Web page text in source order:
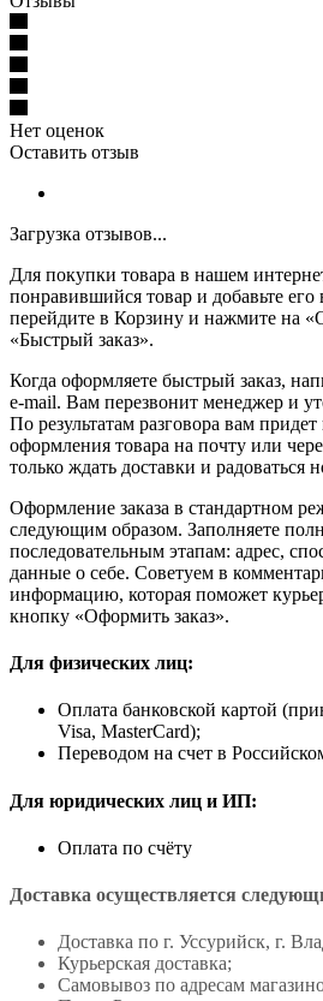
Нет оценок
Оставить отзыв
Загрузка отзывов...
Для покупки товара в нашем
понравившийся товар и добавьте его
перейдите в Корзину и нажмите на
«Быстрый заказ».
Когда оформляете быстрый заказ,
e-mail. Вам перезвонит менеджер и
По результатам разговора вам
оформления товара на почту или
только ждать доставки и радоваться
Оформление заказа в стандартном
следующим образом. Заполняете
последовательным этапам: адрес,
данные о себе. Советуем в
информацию, которая поможет
кнопку «Оформить заказ».
Для физических лиц:
Оплата банковской картой
Visa, MasterCard);
Переводом на счет в
Для юридических лиц и ИП:
Оплата по счёту
Доставка осуществляется
Доставка по г. Уссурийск, г.
Курьерская доставка;
Самовывоз по адресам